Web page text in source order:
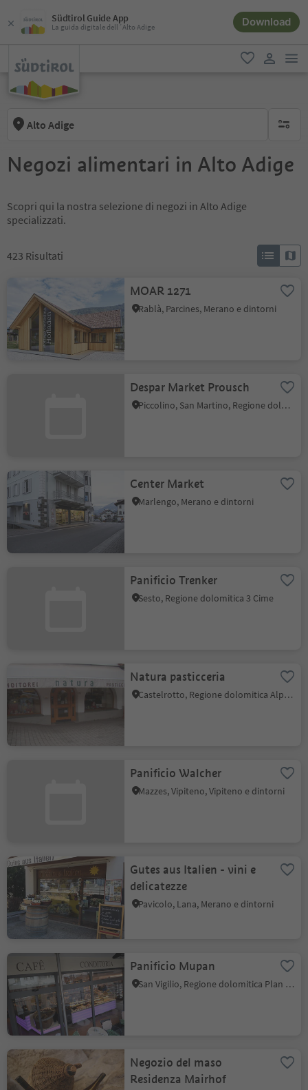
Südtirol Guide App
La guida digitale dell´Alto Adige Download
favoriti
Alto Adige
Negozi alimentari in Alto Adige
Scopri qui la nostra selezione di negozi in Alto Adige
specializzati.
423 Risultati
MOAR 1271
Rablà, Parcines, Merano e dintorni
Despar Market Prousch
Piccolino, San Martino, Regione dolomitica Plan de Corones
Center Market
Marlengo, Merano e dintorni
Panificio Trenker
Sesto, Regione dolomitica 3 Cime
Natura pasticceria
Castelrotto, Regione dolomitica Alpe di Siusi
Panificio Walcher
Mazzes, Vipiteno, Vipiteno e dintorni
Gutes aus Italien - vini e
delicatezze
Pavicolo, Lana, Merano e dintorni
Panificio Mupan
San Vigilio, Regione dolomitica Plan de Corones
Negozio del maso
Residenza Mairhof